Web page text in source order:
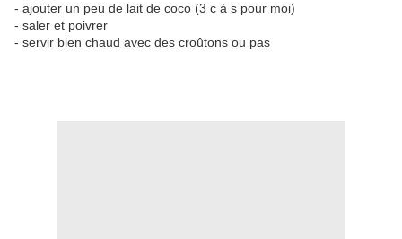
- ajouter un peu de lait de coco (3 c à s pour moi)
- saler et poivrer
- servir bien chaud avec des croûtons ou pas